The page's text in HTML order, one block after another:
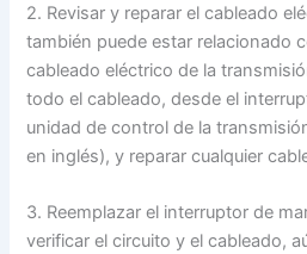
2. Revisar y reparar el cableado
también puede estar relacionado
cableado eléctrico de la
todo el cableado, desde el
unidad de control de la
en inglés), y reparar cualquier
3. Reemplazar el interruptor de
verificar el circuito y el cableado,